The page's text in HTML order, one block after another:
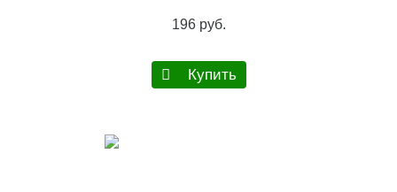
196 руб.
Купить